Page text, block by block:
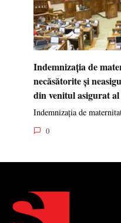
Indemnizația de
necăsătorite și
din venitul asigurat
Indemnizația de
0